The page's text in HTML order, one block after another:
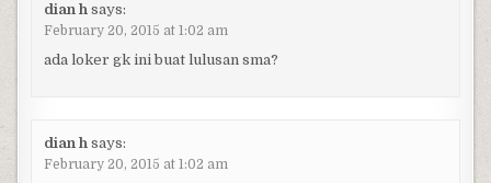
dian h says:
February 20, 2015 at 1:02 am
ada loker gk ini buat lulusan sma?
dian h says:
February 20, 2015 at 1:02 am